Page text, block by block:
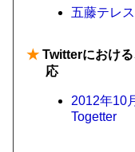
五藤テレ
★ Twitterにおけ
応
2012年10
Togetter